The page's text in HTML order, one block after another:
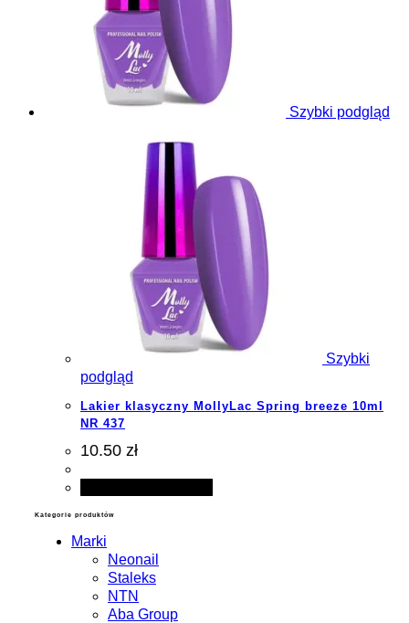
Szybki podgląd
Szybki
podgląd
Lakier klasyczny MollyLac Spring breeze 10ml
NR 437
10.50 zł
Kategorie produktów
Marki
Neonail
Staleks
NTN
Aba Group